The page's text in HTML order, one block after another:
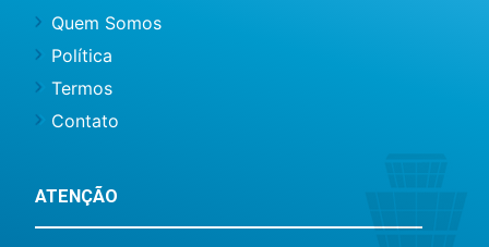
Quem Somos
Política
Termos
Contato
ATENÇÃO